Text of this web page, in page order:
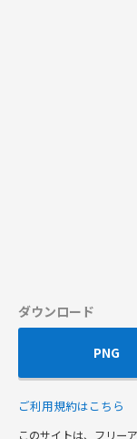
ダウンロード
PNG
ご利用規約はこちら
このサイトは、フリー